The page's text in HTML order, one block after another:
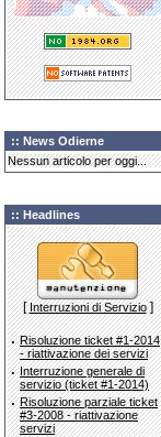
:: News Odierne
Nessun articolo per oggi...
:: Headlines
[Interruzioni di Servizio]
· Risoluzione ticket #1-2014
- riattivazione dei servizi
· Interruzione generale di
servizio (ticket #1-2014)
· Risoluzione parziale ticket
#3-2008 - riattivazione
servizi